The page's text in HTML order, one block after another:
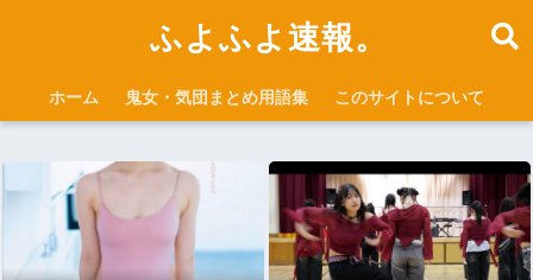
ふよふよ速報。
ホーム 鬼女・気団まとめ用語集 このサイトについて